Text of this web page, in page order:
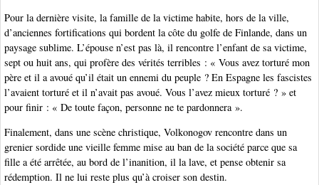
Pour la dernière visite, la famille de la victime habite, hors de la ville,
d’anciennes fortifications qui bordent la côte du golfe de Finlande, dans un
paysage sublime. L’épouse n’est pas là, il rencontre l’enfant de sa victime,
sept ou huit ans, qui profère des vérités terribles : « Vous avez torturé mon
père et il a avoué qu’il était un ennemi du peuple ? En Espagne les fascistes
l’avaient torturé et il n’avait pas avoué. Vous l’avez mieux torturé ? » et
pour finir : « De toute façon, personne ne te pardonnera ».
Finalement, dans une scène christique, Volkonogov rencontre dans un
grenier sordide une vieille femme mise au ban de la société parce que sa
fille a été arrêtée, au bord de l’inanition, il la lave, et pense obtenir sa
rédemption. Il ne lui reste plus qu’à croiser son destin.